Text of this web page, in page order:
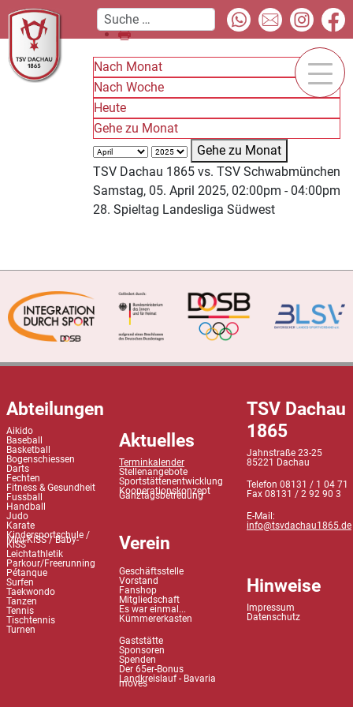
Nach Monat
Nach Woche
Heute
Gehe zu Monat
Gehe zu Monat
TSV Dachau 1865 vs. TSV Schwabmünchen
Samstag, 05. April 2025, 02:00pm - 04:00pm
28. Spieltag Landesliga Südwest
Abteilungen
Aikido
Baseball
Basketball
Bogenschiessen
Darts
Fechten
Fitness & Gesundheit
Fussball
Handball
Judo
Karate
Kindersportschule /
Mini-KiSS / Baby-
KiSS
Leichtathletik
Parkour/Freerunning
Pétanque
Surfen
Taekwondo
Tanzen
Tennis
Tischtennis
Turnen
Aktuelles
Terminkalender
Stellenangebote
Sportstättenentwicklung
Kooperationskonzept
Ganztagsbetreuung
Verein
Geschäftsstelle
Vorstand
Fanshop
Mitgliedschaft
Es war einmal...
Kümmererkasten
Gaststätte
Sponsoren
Spenden
Der 65er-Bonus
Landkreislauf - Bavaria
moves
TSV Dachau
1865
Jahnstraße 23-25
85221 Dachau
Telefon 08131 / 1 04 71
Fax 08131 / 2 92 90 3
E-Mail:
info@tsvdachau1865.de
Hinweise
Impressum
Datenschutz